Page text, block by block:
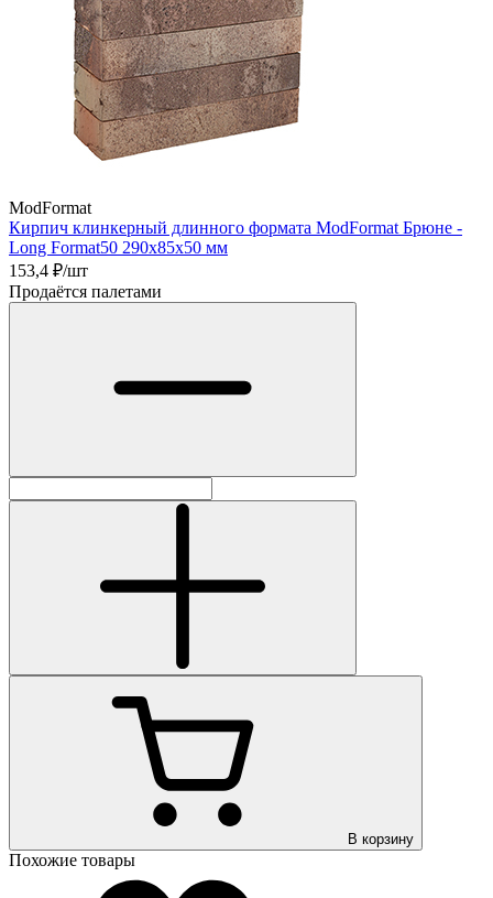
ModFormat
Кирпич клинкерный длинного формата ModFormat Брюне -
Long Format50 290x85х50 мм
153,4 ₽/шт
Продаётся палетами
В корзину
Похожие товары